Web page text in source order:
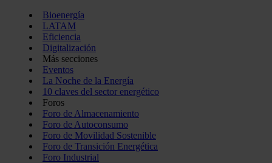
Bioenergía
LATAM
Eficiencia
Digitalización
Más secciones
Eventos
La Noche de la Energía
10 claves del sector energético
Foros
Foro de Almacenamiento
Foro de Autoconsumo
Foro de Movilidad Sostenible
Foro de Transición Energética
Foro Industrial